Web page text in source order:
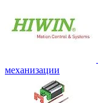
механизации